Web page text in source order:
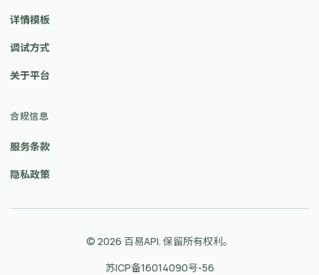
详情模板
调试方式
关于平台
合规信息
服务条款
隐私政策
© 2026 百易API. 保留所有权利。
苏ICP备16014090号-56